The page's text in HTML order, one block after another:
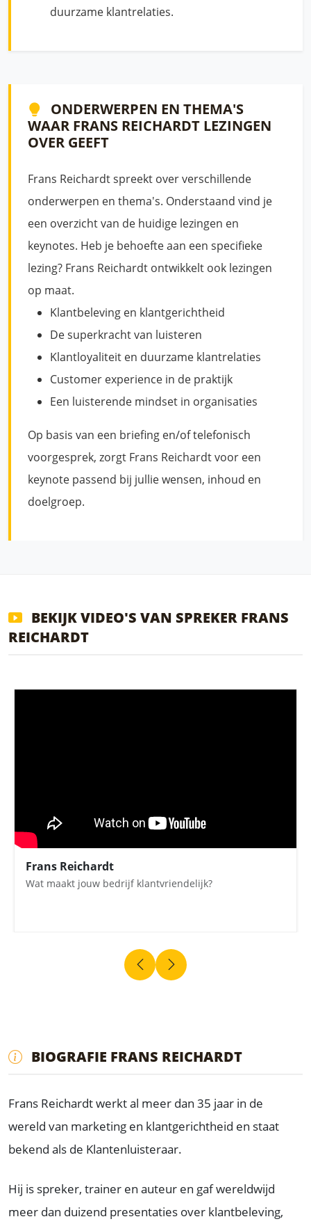
duurzame klantrelaties.
ONDERWERPEN EN THEMA'S
WAAR FRANS REICHARDT LEZINGEN
OVER GEEFT
Frans Reichardt spreekt over verschillende
onderwerpen en thema's. Onderstaand vind je
een overzicht van de huidige lezingen en
keynotes. Heb je behoefte aan een specifieke
lezing? Frans Reichardt ontwikkelt ook lezingen
op maat.
Klantbeleving en klantgerichtheid
De superkracht van luisteren
Klantloyaliteit en duurzame klantrelaties
Customer experience in de praktijk
Een luisterende mindset in organisaties
Op basis van een briefing en/of telefonisch
voorgesprek, zorgt Frans Reichardt voor een
keynote passend bij jullie wensen, inhoud en
doelgroep.
BEKIJK VIDEO'S VAN SPREKER FRANS
REICHARDT
Frans Reichardt
Wat maakt jouw bedrijf klantvriendelijk?
BIOGRAFIE FRANS REICHARDT
Frans Reichardt werkt al meer dan 35 jaar in de
wereld van marketing en klantgerichtheid en staat
bekend als de Klantenluisteraar.
Hij is spreker, trainer en auteur en gaf wereldwijd
meer dan duizend presentaties over klantbeleving,